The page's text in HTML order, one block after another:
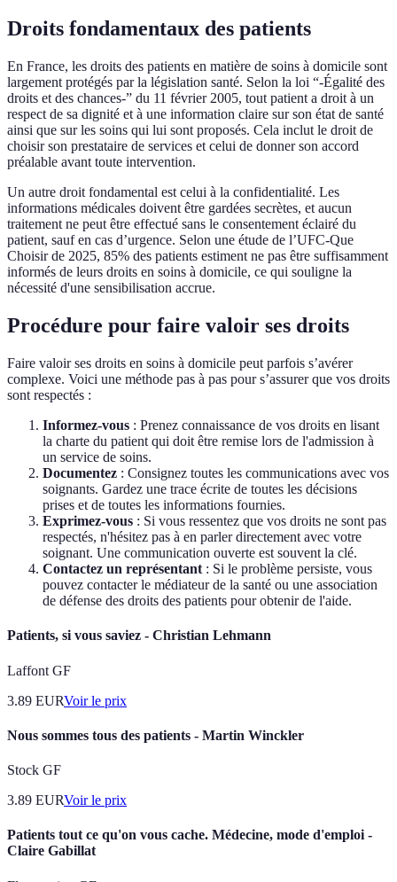
Droits fondamentaux des patients
En France, les droits des patients en matière de soins à domicile sont
largement protégés par la législation santé. Selon la loi “-Égalité des
droits et des chances-” du 11 février 2005, tout patient a droit à un
respect de sa dignité et à une information claire sur son état de santé
ainsi que sur les soins qui lui sont proposés. Cela inclut le droit de
choisir son prestataire de services et celui de donner son accord
préalable avant toute intervention.
Un autre droit fondamental est celui à la confidentialité. Les
informations médicales doivent être gardées secrètes, et aucun
traitement ne peut être effectué sans le consentement éclairé du
patient, sauf en cas d’urgence. Selon une étude de l’UFC-Que
Choisir de 2025, 85% des patients estiment ne pas être suffisamment
informés de leurs droits en soins à domicile, ce qui souligne la
nécessité d'une sensibilisation accrue.
Procédure pour faire valoir ses droits
Faire valoir ses droits en soins à domicile peut parfois s’avérer
complexe. Voici une méthode pas à pas pour s’assurer que vos droits
sont respectés :
Informez-vous : Prenez connaissance de vos droits en lisant
la charte du patient qui doit être remise lors de l'admission à
un service de soins.
Documentez : Consignez toutes les communications avec vos
soignants. Gardez une trace écrite de toutes les décisions
prises et de toutes les informations fournies.
Exprimez-vous : Si vous ressentez que vos droits ne sont pas
respectés, n'hésitez pas à en parler directement avec votre
soignant. Une communication ouverte est souvent la clé.
Contactez un représentant : Si le problème persiste, vous
pouvez contacter le médiateur de la santé ou une association
de défense des droits des patients pour obtenir de l'aide.
Patients, si vous saviez - Christian Lehmann
Laffont GF
3.89 EURVoir le prix
Nous sommes tous des patients - Martin Winckler
Stock GF
3.89 EURVoir le prix
Patients tout ce qu'on vous cache. Médecine, mode d'emploi -
Claire Gabillat